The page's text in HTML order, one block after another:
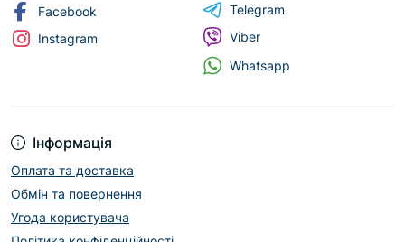
Інформація
Оплата та доставка
Обмін та повернення
Угода користувача
Facebook
Instagram
Telegram
Viber
Whatsapp